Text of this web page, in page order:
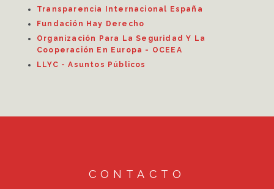
Transparencia Internacional España
Fundación Hay Derecho
Organización Para La Seguridad Y La
Cooperación En Europa - OCEEA
LLYC - Asuntos Públicos
CONTACTO